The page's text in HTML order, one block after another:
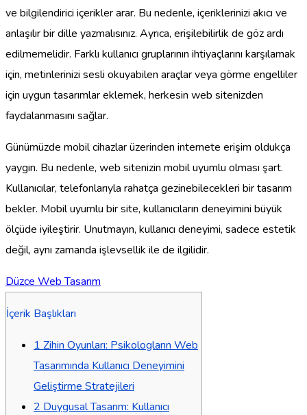
ve bilgilendirici içerikler arar. Bu nedenle, içeriklerinizi akıcı ve
anlaşılır bir dille yazmalısınız. Ayrıca, erişilebilirlik de göz ardı
edilmemelidir. Farklı kullanıcı gruplarının ihtiyaçlarını karşılamak
için, metinlerinizi sesli okuyabilen araçlar veya görme engelliler
için uygun tasarımlar eklemek, herkesin web sitenizden
faydalanmasını sağlar.
Günümüzde mobil cihazlar üzerinden internete erişim oldukça
yaygın. Bu nedenle, web sitenizin mobil uyumlu olması şart.
Kullanıcılar, telefonlarıyla rahatça gezinebilecekleri bir tasarım
bekler. Mobil uyumlu bir site, kullanıcıların deneyimini büyük
ölçüde iyileştirir. Unutmayın, kullanıcı deneyimi, sadece estetik
değil, aynı zamanda işlevsellik ile de ilgilidir.
Düzce Web Tasarım
İçerik Başlıkları
1 Zihin Oyunları: Psikologların Web
Tasarımında Kullanıcı Deneyimini
Geliştirme Stratejileri
2 Duygusal Tasarım: Kullanıcı